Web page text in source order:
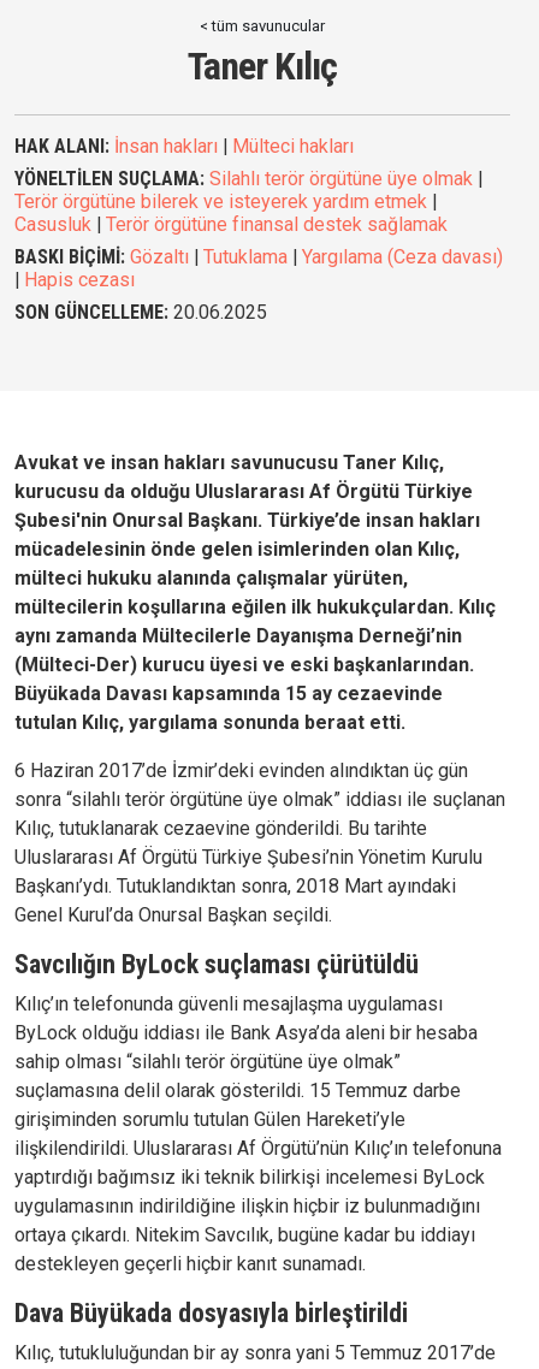
< tüm savunucular
Taner Kılıç
HAK ALANI: İnsan hakları
Mülteci hakları
YÖNELTİLEN SUÇLAMA: Silahlı terör örgütüne üye olmak
Terör örgütüne bilerek ve isteyerek yardım etmek
Casusluk
Terör örgütüne finansal destek sağlamak
BASKI BİÇİMİ: Gözaltı Tutuklama
Yargılama (Ceza davası)
Hapis cezası
SON GÜNCELLEME: 20.06.2025
Avukat ve insan hakları savunucusu Taner Kılıç,
kurucusu da olduğu Uluslararası Af Örgütü Türkiye
Şubesi'nin Onursal Başkanı. Türkiye’de insan hakları
mücadelesinin önde gelen isimlerinden olan Kılıç,
mülteci hukuku alanında çalışmalar yürüten,
mültecilerin koşullarına eğilen ilk hukukçulardan. Kılıç
aynı zamanda Mültecilerle Dayanışma Derneği’nin
(Mülteci-Der) kurucu üyesi ve eski başkanlarından.
Büyükada Davası kapsamında 15 ay cezaevinde
tutulan Kılıç, yargılama sonunda beraat etti.
6 Haziran 2017’de İzmir’deki evinden alındıktan üç gün
sonra “silahlı terör örgütüne üye olmak” iddiası ile suçlanan
Kılıç, tutuklanarak cezaevine gönderildi. Bu tarihte
Uluslararası Af Örgütü Türkiye Şubesi’nin Yönetim Kurulu
Başkanı’ydı. Tutuklandıktan sonra, 2018 Mart ayındaki
Genel Kurul’da Onursal Başkan seçildi.
Savcılığın ByLock suçlaması çürütüldü
Kılıç’ın telefonunda güvenli mesajlaşma uygulaması
ByLock olduğu iddiası ile Bank Asya’da aleni bir hesaba
sahip olması “silahlı terör örgütüne üye olmak”
suçlamasına delil olarak gösterildi. 15 Temmuz darbe
girişiminden sorumlu tutulan Gülen Hareketi’yle
ilişkilendirildi. Uluslararası Af Örgütü’nün Kılıç’ın telefonuna
yaptırdığı bağımsız iki teknik bilirkişi incelemesi ByLock
uygulamasının indirildiğine ilişkin hiçbir iz bulunmadığını
ortaya çıkardı. Nitekim Savcılık, bugüne kadar bu iddiayı
destekleyen geçerli hiçbir kanıt sunamadı.
Dava Büyükada dosyasıyla birleştirildi
Kılıç, tutukluluğundan bir ay sonra yani 5 Temmuz 2017’de